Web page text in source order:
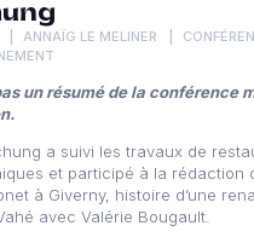
ANNAÏG LE MELINER
un résumé de la conférence
a suivi les travaux de
et participé à la rédaction
à Giverny, histoire d’une
avec Valérie Bougault.